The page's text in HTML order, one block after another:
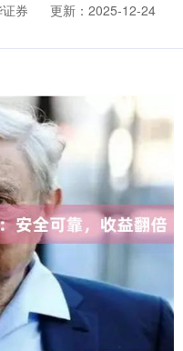
券
更新：2025-12-24